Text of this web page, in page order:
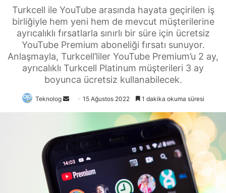
Turkcell ile YouTube arasında hayata geçirilen iş
birliğiyle hem yeni hem de mevcut müşterilerine
ayrıcalıklı fırsatlarla sınırlı bir süre için ücretsiz
YouTube Premium aboneliği fırsatı sunuyor.
Anlaşmayla, Turkcell’liler YouTube Premium’u 2 ay,
ayrıcalıklı Turkcell Platinum müşterileri 3 ay
boyunca ücretsiz kullanabilecek.
Teknolog
Bir
e-
göndermek
15 Ağustos 2022 1 dakika okuma süresi